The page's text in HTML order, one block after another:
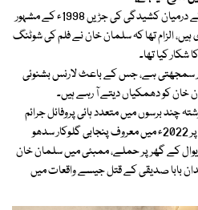
سلمان خان اور لارنس بشنوئی گینگ کے درمیان کشیدگی کی جڑیں 1998ء کے مشہور
الزام تھا کہ سلمان خان نے فلم کی شوٹنگ
سمجھتی ہے، جس کے باعث لارنس بشنوئی
کو دھمکیاں دیتے آ رہے ہیں۔
برسوں میں متعدد ہائی پروفائل جرائم
کی وجہ سے خبروں میں رہا ہے، گینگ پر 2022ء میں معروف پنجابی گلوکار سدھو
کے گھر پر حملے، ممبئی میں سلمان خان
بابا صدیقی کے قتل جیسے واقعات میں